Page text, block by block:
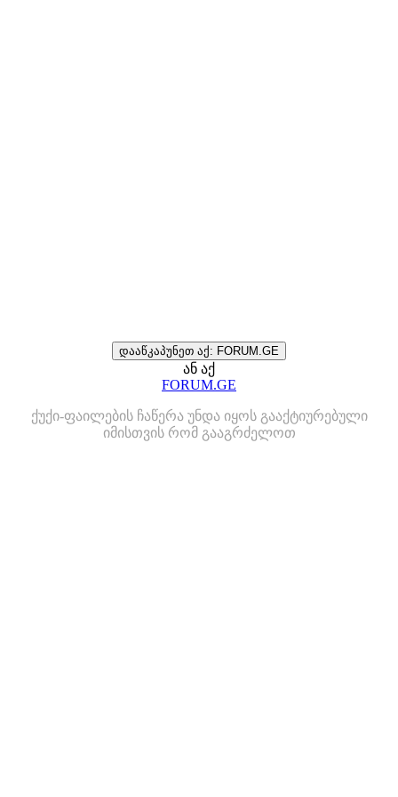
დააწკაპუნეთ აქ: FORUM.GE
ან აქ
FORUM.GE
ქუქი-ფაილების ჩაწერა უნდა იყოს გააქტიურებული
იმისთვის რომ გააგრძელოთ